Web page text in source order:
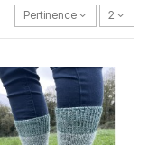
Pertinence 2